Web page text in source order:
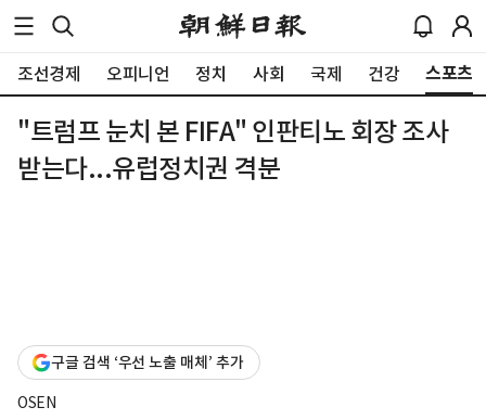
조선경제 오피니언 정치 사회 국제 건강 스포츠
"트럼프 눈치 본 FIFA" 인판티노 회장 조사
받는다...유럽정치권 격분
구글 검색 ‘우선 노출 매체’ 추가
OSEN